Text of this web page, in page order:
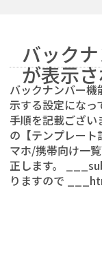
バック
が表示
バックナンバー
示する設定になっ
手順を記載ござ
の【テンプレート
マホ/携帯向け一
正します。
りますので